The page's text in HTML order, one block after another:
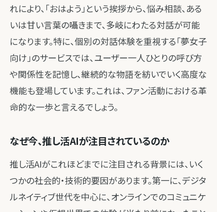
れにより、「おはよう」という挨拶から、悩み相談、ある
いは甘い言葉の囁きまで、多岐にわたる対話が可能
になります。特に、個別の対話体験を重視する「夢女子
向け」のサービスでは、ユーザー一人ひとりの呼び方
や関係性を記憶し、継続的な物語を紡いでいく高度な
機能も登場しています。これは、ファン活動における革
命的な一歩と言えるでしょう。
なぜ今、推し活AIが注目されているのか
推し活AIがこれほどまでに注目される背景には、いく
つかの社会的・技術的要因があります。第一に、デジタ
ルネイティブ世代を中心に、オンラインでのコミュニケ